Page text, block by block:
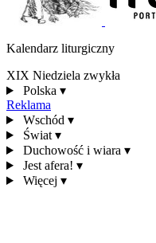
Kalendarz liturgiczny
XIX Niedziela zwykła
Polska ▾
Reklama
Wschód ▾
Świat ▾
Duchowość i wiara ▾
Jest afera! ▾
Więcej ▾